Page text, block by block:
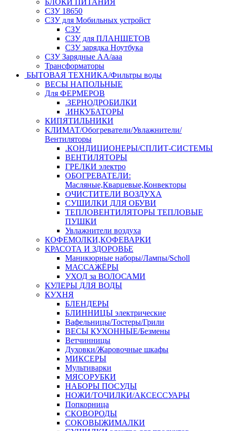
БЛОКИ ПИТАНИЯ
СЗУ 18650
СЗУ для Мобильных устройст
СЗУ
СЗУ для ПЛАНШЕТОВ
СЗУ зарядка Ноутбука
СЗУ Зарядные АА/ааа
Трансформаторы
БЫТОВАЯ ТЕХНИКА/Фильтры воды
ВЕСЫ НАПОЛЬНЫЕ
Для ФЕРМЕРОВ
.ЗЕРНОДРОБИЛКИ
.ИНКУБАТОРЫ
КИПЯТИЛЬНИКИ
КЛИМАТ/Обогреватели/Увлажнители/
Вентиляторы
.КОНДИЦИОНЕРЫ/СПЛИТ-СИСТЕМЫ
ВЕНТИЛЯТОРЫ
ГРЕЛКИ электро
ОБОГРЕВАТЕЛИ:
Масляные,Кварцевые,Конвекторы
ОЧИСТИТЕЛИ ВОЗДУХА
СУШИЛКИ ДЛЯ ОБУВИ
ТЕПЛОВЕНТИЛЯТОРЫ ТЕПЛОВЫЕ
ПУШКИ
Увлажнители воздуха
КОФЕМОЛКИ,КОФЕВАРКИ
КРАСОТА И ЗДОРОВЬЕ
Маникюрные наборы/Лампы/Scholl
МАССАЖЁРЫ
УХОД за ВОЛОСАМИ
КУЛЕРЫ ДЛЯ ВОДЫ
КУХНЯ
БЛЕНДЕРЫ
БЛИННИЦЫ электрические
Вафельницы/Тостеры/Грили
ВЕСЫ КУХОННЫЕ/Безмены
Ветчинницы
Духовки/Жаровочные шкафы
МИКСЕРЫ
Мультиварки
МЯСОРУБКИ
НАБОРЫ ПОСУДЫ
НОЖИ/ТОЧИЛКИ/АКСЕССУАРЫ
Попкорница
СКОВОРОДЫ
СОКОВЫЖИМАЛКИ